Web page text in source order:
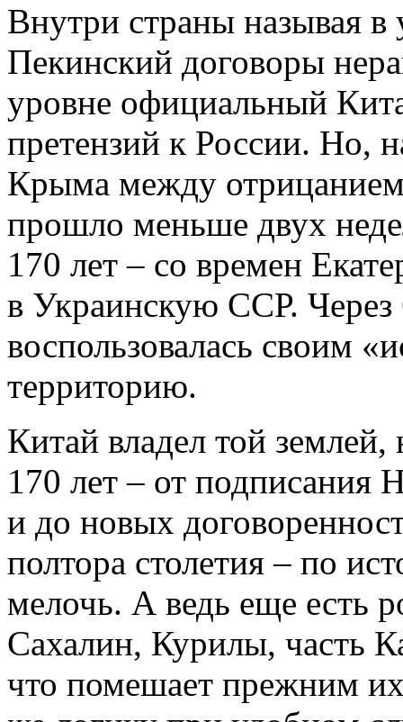
Внутри страны называя
Пекинский договоры
уровне официальный
претензий к России. Но,
Крыма между
прошло меньше двух
170 лет – со времен
в Украинскую ССР. Через
воспользовалась своим
территорию.
Китай владел той
170 лет – от подписания
и до новых
полтора столетия – по
мелочь. А ведь еще есть
Сахалин, Курилы, часть
что помешает прежним их